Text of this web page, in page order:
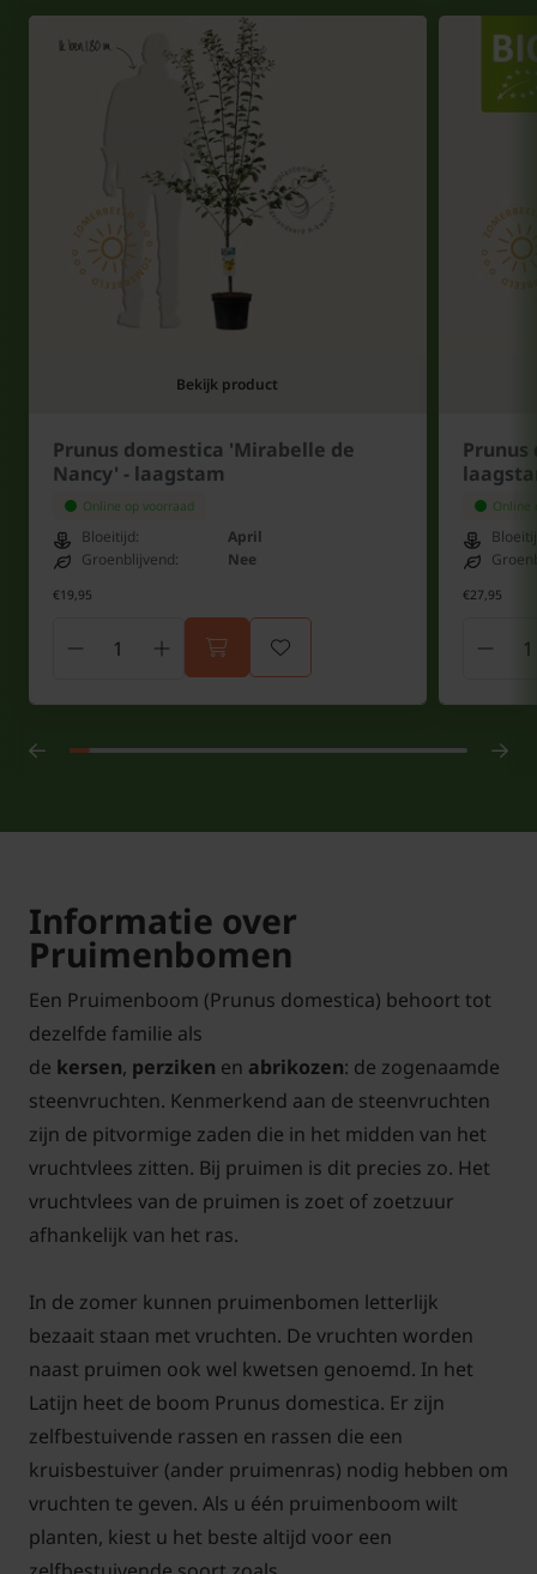
Bekijk product
Prunus domestica 'Mirabelle de
Nancy' - laagstam
Online op voorraad
Bloeitijd:
April
Groenblijvend:
Nee
€19,95
Prunus
Online
€27,95
Informatie over
Pruimenbomen
Een Pruimenboom (Prunus domestica) behoort tot
dezelfde familie als
de kersen, perziken en abrikozen: de zogenaamde
steenvruchten. Kenmerkend aan de steenvruchten
zijn de pitvormige zaden die in het midden van het
vruchtvlees zitten. Bij pruimen is dit precies zo. Het
vruchtvlees van de pruimen is zoet of zoetzuur
afhankelijk van het ras.
In de zomer kunnen pruimenbomen letterlijk
bezaait staan met vruchten. De vruchten worden
naast pruimen ook wel kwetsen genoemd. In het
Latijn heet de boom Prunus domestica. Er zijn
zelfbestuivende rassen en rassen die een
kruisbestuiver (ander pruimenras) nodig hebben om
vruchten te geven. Als u één pruimenboom wilt
planten, kiest u het beste altijd voor een